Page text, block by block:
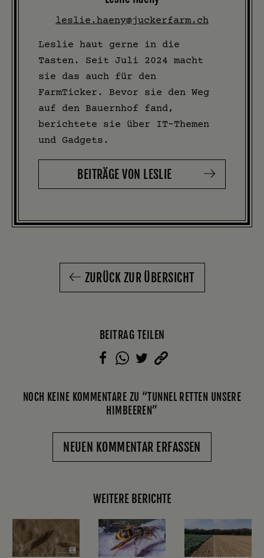
leslie.haeny@juckerfarm.ch
Leslie haut gerne in die
Tasten. Seit Juli 2024 macht
sie das auch für den
FarmTicker. Bevor sie den Weg
auf den Bauernhof fand,
berichtete sie über IT-Themen
und Gadgets.
BEITRÄGE VON LESLIE
ZURÜCK ZUR ÜBERSICHT
BEITRAG TEILEN
NOCH KEINE KOMMENTARE ZU “TUNNEL RETTEN UNSERE
HIMBEEREN”
NEUEN KOMMENTAR ERFASSEN
WEITERE BERICHTE